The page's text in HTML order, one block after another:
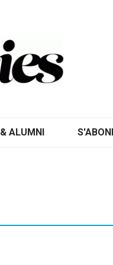
ALUMNI